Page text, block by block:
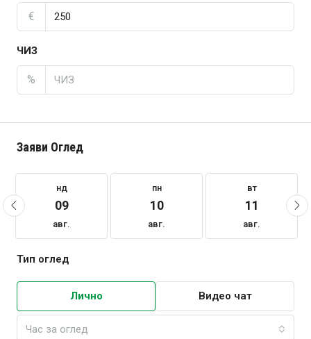
€
ЧИЗ
%
Заяви Оглед
нд
09
авг.
пн
10
авг.
вт
11
авг.
Тип оглед
Лично Видео чат
Час за оглед